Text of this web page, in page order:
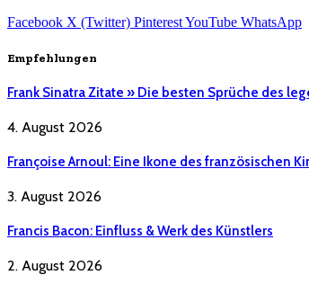
Facebook X (Twitter) PinterestYouTube WhatsApp
Empfehlungen
Frank Sinatra Zitate » Die besten Sprüche des
4. August 2026
Françoise Arnoul: Eine Ikone des französischen
3. August 2026
Francis Bacon: Einfluss & Werk des Künstlers
2. August 2026